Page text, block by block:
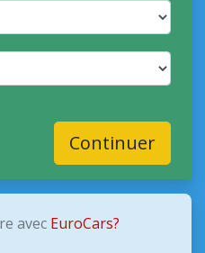
Continuer
avec EuroCars?